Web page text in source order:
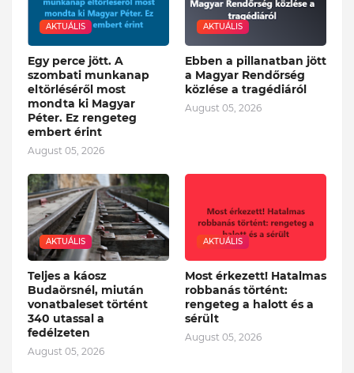
AKTUÁLIS
Egy perce jött. A
szombati munkanap
eltörléséről most
mondta ki Magyar
Péter. Ez rengeteg
embert érint
August 05, 2026
AKTUÁLIS
Ebben a pillanatban jött
a Magyar Rendőrség
közlése a tragédiáról
August 05, 2026
AKTUÁLIS
Teljes a káosz
Budaörsnél, miután
vonatbaleset történt
340 utassal a
fedélzeten
August 05, 2026
AKTUÁLIS
Most érkezett! Hatalmas
robbanás történt:
rengeteg a halott és a
sérült
August 05, 2026